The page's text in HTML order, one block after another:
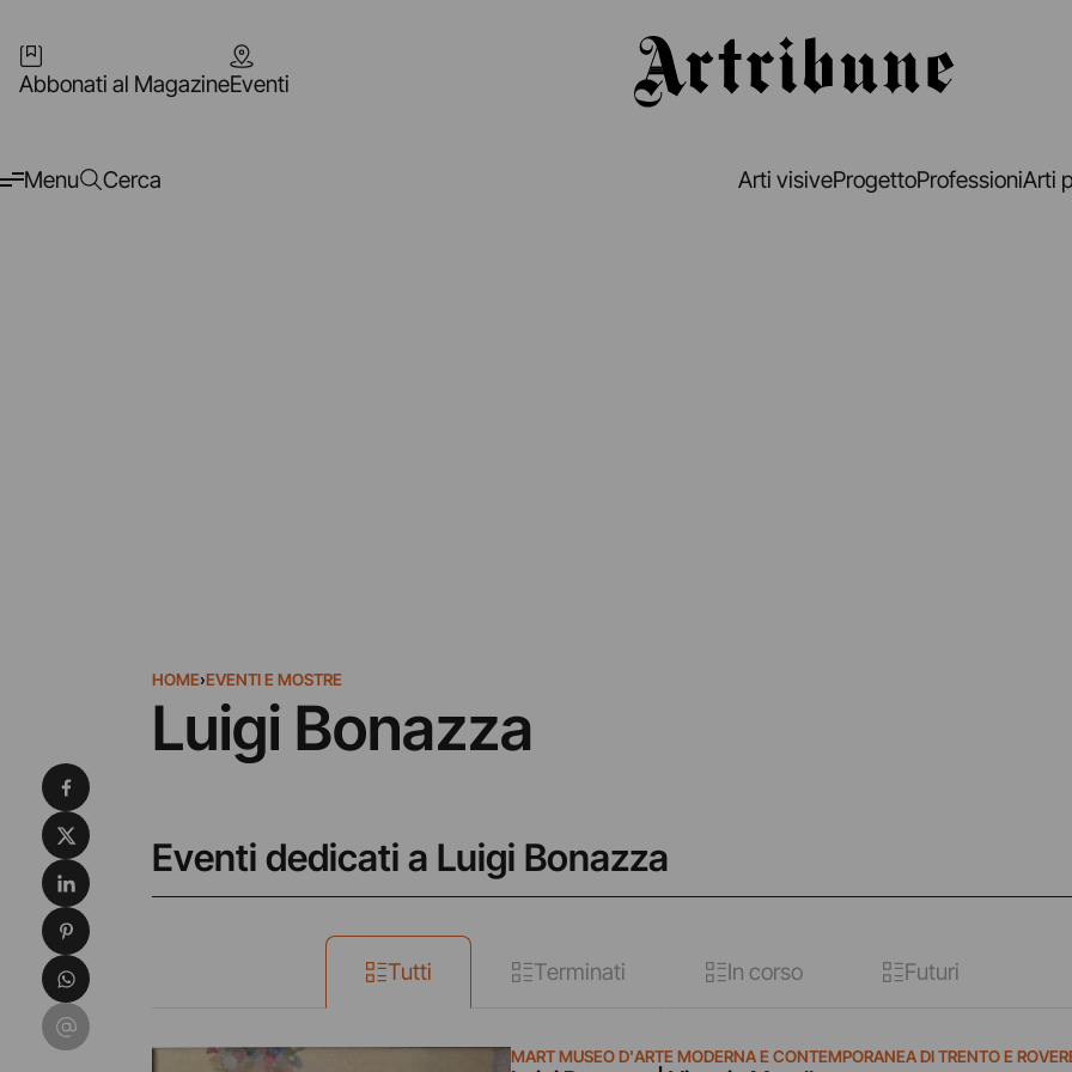
Abbonati al MagazineEventi
Menu Cerca Arti visiveProgettoProfessioniArti
HOME›EVENTI E MOSTRE
Luigi Bonazza
Eventi dedicati a Luigi Bonazza
Tutti Terminati In corso Futuri
MART MUSEO D'ARTE MODERNA E CONTEMPORANEA DI TRENTO E
Condividi su Facebook
Condividi su X
Condividi su LinkedIn
Condividi su Pinterest
Condividi su WhatsApp
Condividi su Email